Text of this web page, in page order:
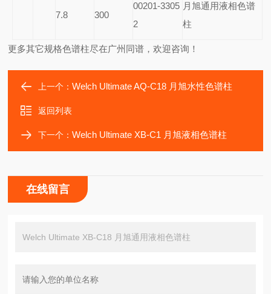
7.8 300
00201-3305
2
月旭通用液相色谱
柱
更多其它规格色谱柱尽在广州同谱，欢迎咨询！
上一个：Welch Ultimate AQ-C18 月旭水性色谱柱
返回列表
下一个：Welch Ultimate XB-C1 月旭液相色谱柱
在线留言